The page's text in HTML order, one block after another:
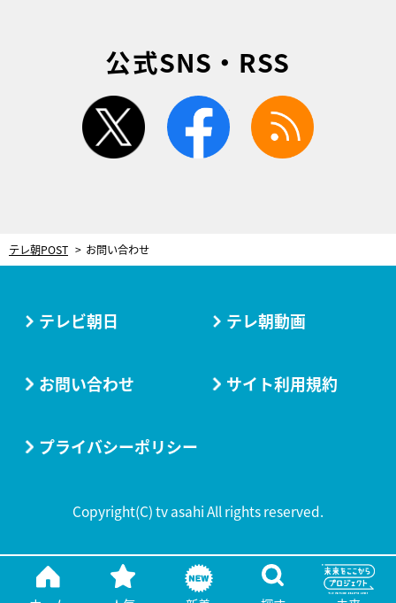
公式SNS・RSS
twitter facebook
テレ朝POST お問い合わせ
テレビ朝日 テレ朝動画
お問い合わせ サイト利用規約
プライバシーポリシー
Copyright(C) tv asahi All rights reserved.